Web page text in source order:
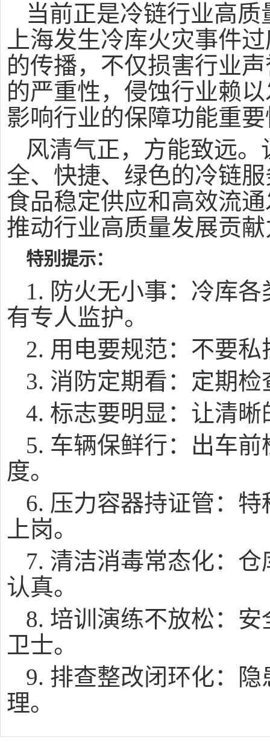
当前正是冷链行业高
上海发生冷库火灾事件
的传播，不仅损害行业
的严重性，侵蚀行业赖
影响行业的保障功能重
风清气正，方能致远
全、快捷、绿色的冷链
食品稳定供应和高效流
推动行业高质量发展贡
特别提示：
1. 防火无小事：冷库
有专人监护。
2. 用电要规范：不要
3. 消防定期看：定期
4. 标志要明显：让清
5. 车辆保鲜行：出车
度。
6. 压力容器持证管：
上岗。
7. 清洁消毒常态化：
认真。
8. 培训演练不放松：
卫士。
9. 排查整改闭环化：
理。